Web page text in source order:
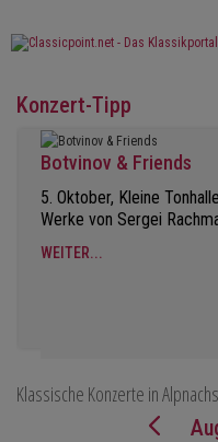
Konzert-Tipp
Botvinov & Friends
5. Oktober, Kleine
Werke von Sergei
WEITER...
Klassische Konzerte in